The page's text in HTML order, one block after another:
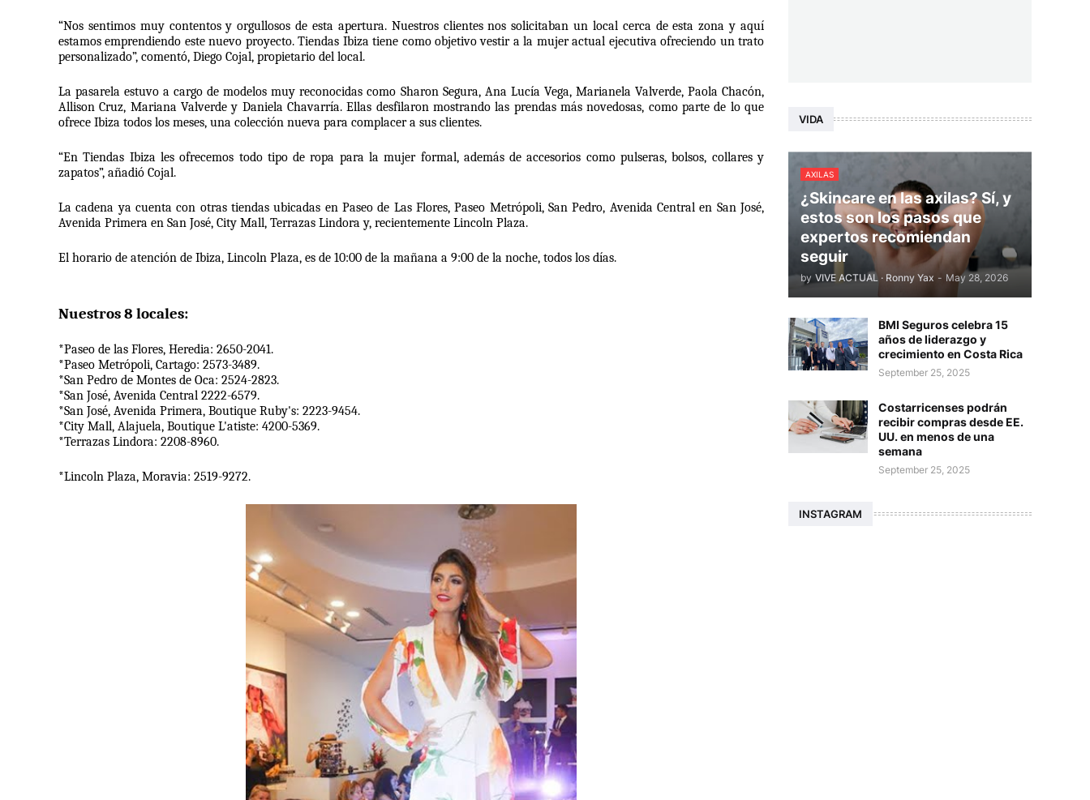
“Nos sentimos muy contentos y orgullosos de esta apertura. Nuestros clientes nos solicitaban un local cerca de esta zona y aquí
estamos emprendiendo este nuevo proyecto. Tiendas Ibiza tiene como objetivo vestir a la mujer actual ejecutiva ofreciendo un trato
personalizado”, comentó, Diego Cojal, propietario del local.
La pasarela estuvo a cargo de modelos muy reconocidas como Sharon Segura, Ana Lucía Vega, Marianela Valverde, Paola Chacón,
Allison Cruz, Mariana Valverde y Daniela Chavarría. Ellas desfilaron mostrando las prendas más novedosas, como parte de lo que
ofrece Ibiza todos los meses, una colección nueva para complacer a sus clientes.
“En Tiendas Ibiza les ofrecemos todo tipo de ropa para la mujer formal, además de accesorios como pulseras, bolsos, collares y
zapatos”, añadió Cojal.
La cadena ya cuenta con otras tiendas ubicadas en Paseo de Las Flores, Paseo Metrópoli, San Pedro, Avenida Central en San José,
Avenida Primera en San José, City Mall, Terrazas Lindora y, recientemente Lincoln Plaza.
El horario de atención de Ibiza, Lincoln Plaza, es de 10:00 de la mañana a 9:00 de la noche, todos los días.
Nuestros 8 locales:
*Paseo de las Flores, Heredia: 2650-2041.
*Paseo Metrópoli, Cartago: 2573-3489.
*San Pedro de Montes de Oca: 2524-2823.
*San José, Avenida Central 2222-6579.
*San José, Avenida Primera, Boutique Ruby's: 2223-9454.
*City Mall, Alajuela, Boutique L'atiste: 4200-5369.
*Terrazas Lindora: 2208-8960.
*Lincoln Plaza, Moravia: 2519-9272.
VIDA
AXILAS
¿Skincare en las axilas? Sí, y
estos son los pasos que
expertos recomiendan
seguir
by VIVE ACTUAL · Ronny Yax - May 28, 2026
BMI Seguros celebra 15
años de liderazgo y
crecimiento en Costa Rica
September 25, 2025
Costarricenses podrán
recibir compras desde EE.
UU. en menos de una
semana
September 25, 2025
INSTAGRAM